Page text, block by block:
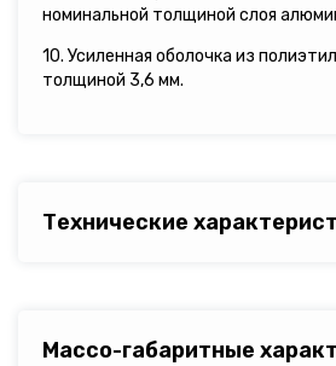
номинальной толщиной слоя
10. Усиленная оболочка из
толщиной 3,6 мм.
Технические
Массо-габаритные